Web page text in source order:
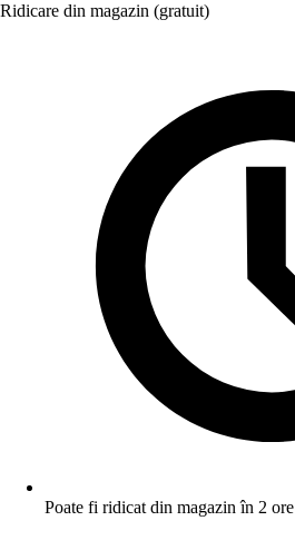
Ridicare din magazin (gratuit)
Poate fi ridicat din magazin în 2 ore